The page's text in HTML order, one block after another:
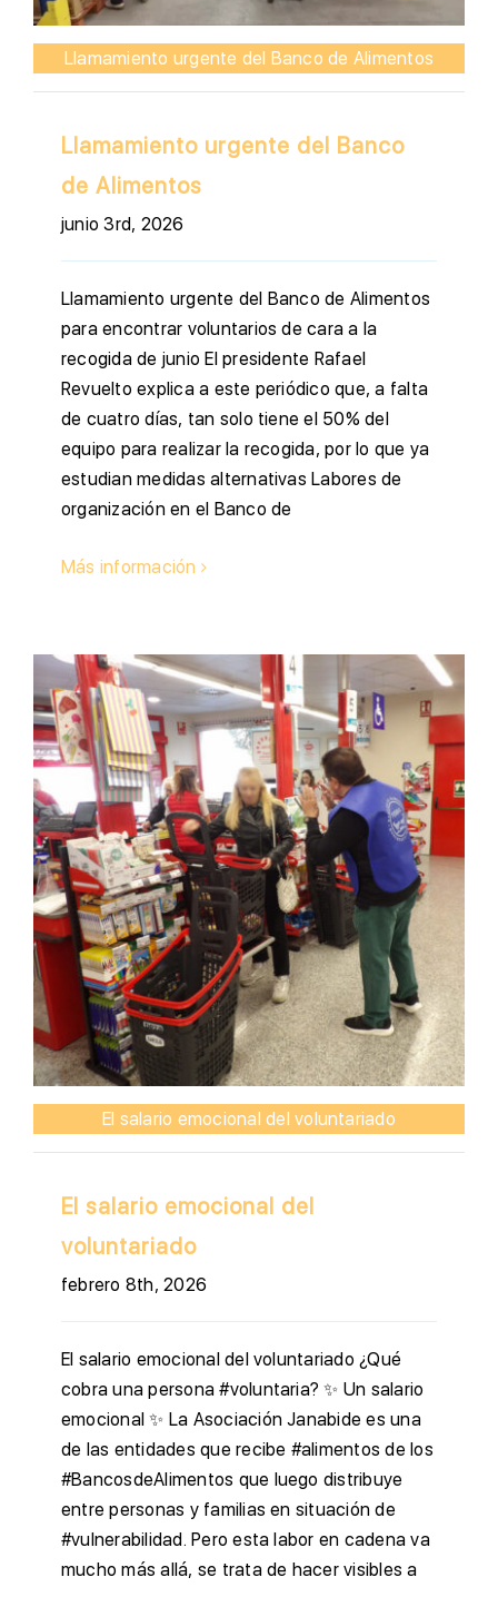
Llamamiento urgente del Banco de Alimentos
Llamamiento urgente del Banco
de Alimentos
junio 3rd, 2026
Llamamiento urgente del Banco de Alimentos
para encontrar voluntarios de cara a la
recogida de junio El presidente Rafael
Revuelto explica a este periódico que, a falta
de cuatro días, tan solo tiene el 50% del
equipo para realizar la recogida, por lo que ya
estudian medidas alternativas Labores de
organización en el Banco de
Más información
El salario emocional del voluntariado
El salario emocional del
voluntariado
febrero 8th, 2026
El salario emocional del voluntariado ¿Qué
cobra una persona #voluntaria? ✨ Un salario
emocional ✨ La Asociación Janabide es una
de las entidades que recibe #alimentos de los
#BancosdeAlimentos que luego distribuye
entre personas y familias en situación de
#vulnerabilidad. Pero esta labor en cadena va
mucho más allá, se trata de hacer visibles a